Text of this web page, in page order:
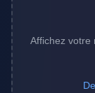
Affichez votre